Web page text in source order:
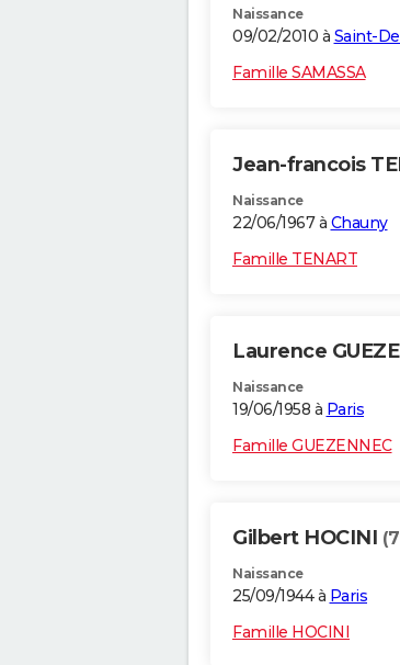
Naissance
09/02/2010 à Saint-
Famille SAMASSA
Jean-francois
Naissance
22/06/1967 à Chauny
Famille TENART
Laurence
Naissance
19/06/1958 à Paris
Famille GUEZENNEC
Gilbert HOCINI
Naissance
25/09/1944 à Paris
Famille HOCINI